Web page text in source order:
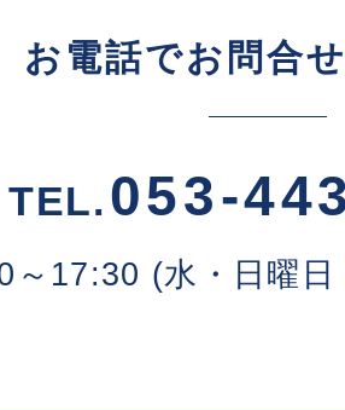
お電話でお問合
TEL.053-
～17:30 (水・日曜